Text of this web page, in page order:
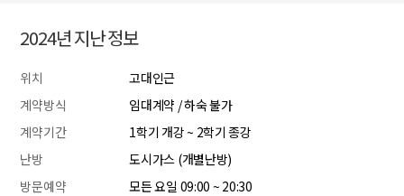
2024년 지난 정보
위치
고대인근
계약방식
임대계약 / 하숙 불가
계약기간
1학기 개강 ~ 2학기 종강
난방
도시가스 (개별난방)
방문예약
모든 요일 09:00 ~ 20:30